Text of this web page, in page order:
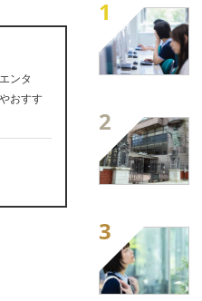
ンタ
おすす
1
2
3